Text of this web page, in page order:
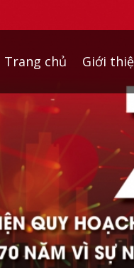
Trang chủ Giới